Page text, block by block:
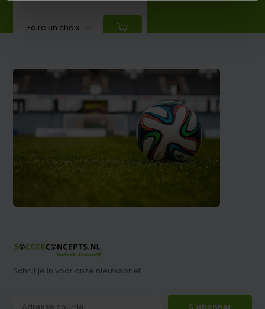
Schrijf je in voor onze nieuwsbrief